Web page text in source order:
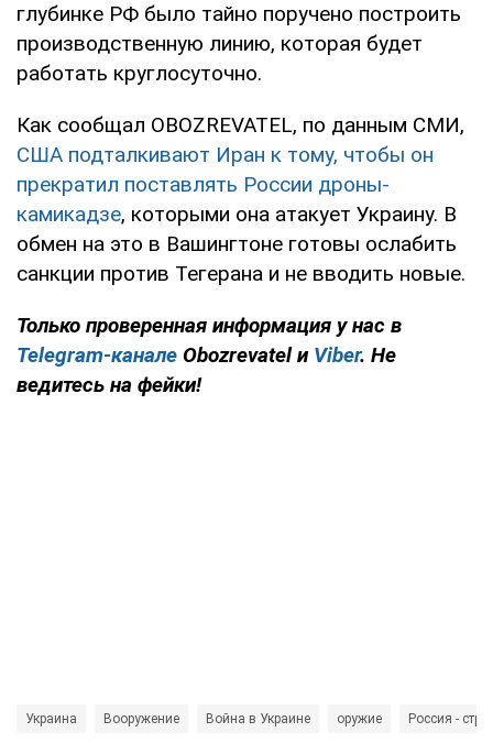
глубинке РФ было тайно поручено построить
производственную линию, которая будет
работать круглосуточно.
Как сообщал OBOZREVATEL, по данным СМИ,
США подталкивают Иран к тому, чтобы он
прекратил поставлять России дроны-
камикадзе, которыми она атакует Украину. В
обмен на это в Вашингтоне готовы ослабить
санкции против Тегерана и не вводить новые.
Только проверенная информация у нас в
Telegram-канале Obozrevatel и Viber. Не
ведитесь на фейки!
Украина Вооружение Война в Украине оружие Россия -